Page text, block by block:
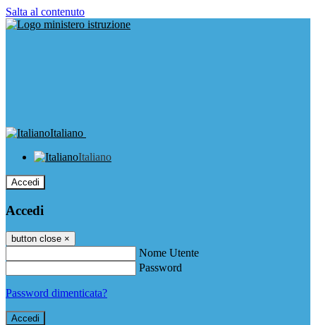
Salta al contenuto
Italiano
Italiano
Accedi
Accedi
button close ×
Nome Utente
Password
Password dimenticata?